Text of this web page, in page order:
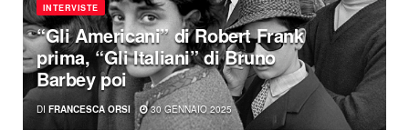
INTERVISTE
“Gli Americani” di Robert Frank
prima, “Gli Italiani” di Bruno
Barbey poi
DI FRANCESCA ORSI 30 GENNAIO 2025